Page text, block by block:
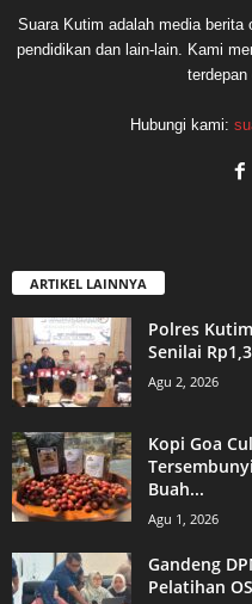
Suara Kutim adalah media berita
pendidikan dan lain-lain. Kami
terdepan
Hubungi kami:
ARTIKEL LAINNYA
Polres
Senilai
Agu 2, 2026
Kopi Goa
Buah...
Agu 1, 2026
Gandeng
Pelatihan